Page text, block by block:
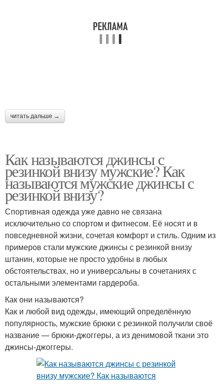
читать дальше →
Как называются джинсы с
резинкой внизу мужские? Как
называются мужские джинсы с
резинкой внизу?
Спортивная одежда уже давно не связана
исключительно со спортом и фитнесом. Её носят и в
повседневной жизни, сочетая комфорт и стиль. Одним из
примеров стали мужские джинсы с резинкой внизу
штанин, которые не просто удобны в любых
обстоятельствах, но и универсальны в сочетаниях с
остальными элементами гардероба.
Как они называются?
Как и любой вид одежды, имеющий определённую
популярность, мужские брюки с резинкой получили своё
название — брюки-джоггеры, а из денимовой ткани это
джинсы-джоггеры.